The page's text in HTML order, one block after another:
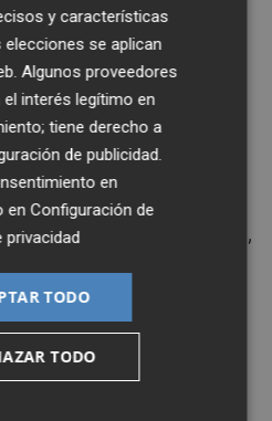
que el trabajo sea
dignos y con
para generar
los y las
a pagar
y hoy debemos
pensiones de mañana",
PV.
no será
una empresa
solo deberá abonar
y características
se aplican
Algunos proveedores
interés legítimo en
tiene derecho a
de publicidad.
en
enConfiguración de
privacidad
TODO
TODO